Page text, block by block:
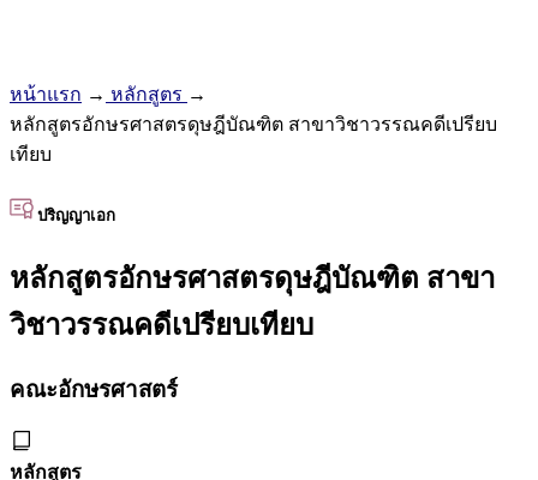
หน้าแรก → หลักสูตร →
หลักสูตรอักษรศาสตรดุษฎีบัณฑิต สาขาวิชาวรรณคดีเปรียบ
เทียบ
ปริญญาเอก
หลักสูตรอักษรศาสตรดุษฎีบัณฑิต สาขา
วิชาวรรณคดีเปรียบเทียบ
คณะอักษรศาสตร์
หลักสูตร